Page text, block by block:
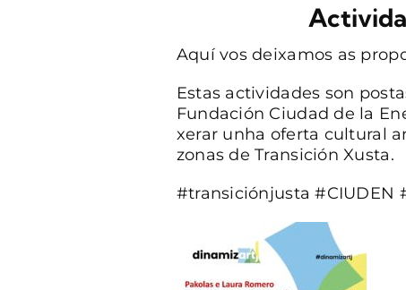
Aquí vos deixamos as
Estas actividades son
Fundación Ciudad de la
xerar unha oferta cultural
zonas de Transición Xusta.
#transiciónjusta #CIUDEN